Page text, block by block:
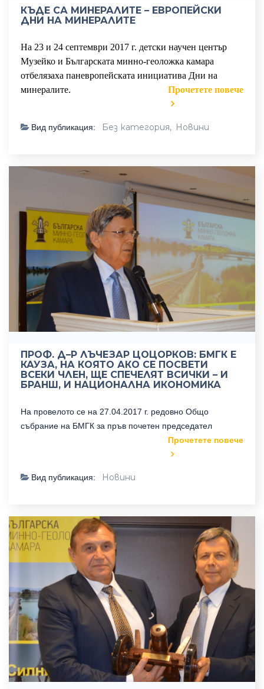
КЪДЕ СА МИНЕРАЛИТЕ – ЕВРОПЕЙСКИ
ДНИ НА МИНЕРАЛИТЕ
На 23 и 24 септември 2017 г. детски научен център
Музейко и Българската минно-геоложка камара
отбелязаха паневропейската инициатива Дни на
минералите.
Прочетете повече
Вид публикация: Без категория, Новини
ПРОФ. Д–Р ЛЪЧЕЗАР ЦОЦОРКОВ: БМГК Е
КАУЗА, НА КОЯТО АКО СЕ ПОСВЕТИ
ВСЕКИ ЧЛЕН, ЩЕ СПЕЧЕЛЯТ ВСИЧКИ – И
БРАНШ, И НАЦИОНАЛНА ИКОНОМИКА
На провелото се на 27.04.2017 г. редовно Общо
събрание на БМГК за пръв почетен председател
Прочетете повече
Вид публикация: Новини